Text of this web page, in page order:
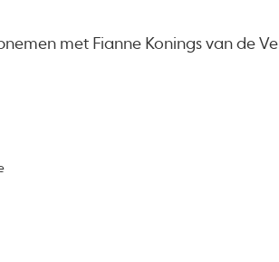
met Fianne Konings van de